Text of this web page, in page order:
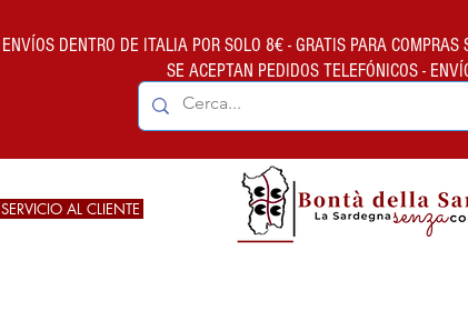
ENVÍOS DENTRO DE ITALIA POR SOLO 8€ - GRATIS PARA
SE ACEPTAN PEDIDOS TELEFÓNICOS -
SERVICIO AL CLIENTE